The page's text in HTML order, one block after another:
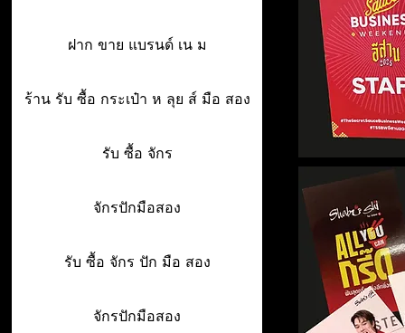
ฝาก ขาย แบรนด์ เน ม
ร้าน รับ ซื้อ กระเป๋า ห ลุย ส์ มือ สอง
รับ ซื้อ จักร
จักรปักมือสอง
รับ ซื้อ จักร ปัก มือ สอง
จักรปักมือสอง